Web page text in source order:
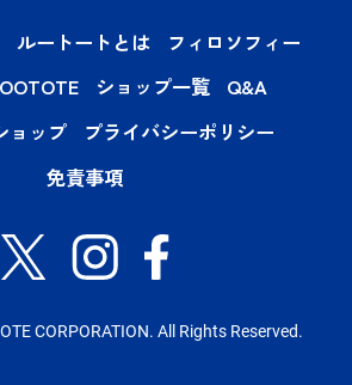
ルートートとは
フィロソフィー
ショップ一覧
Q&A
ョップ
プライバシーポリシー
免責事項
CORPORATION. All Rights Reserved.